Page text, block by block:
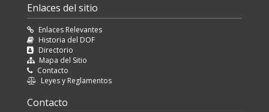
Enlaces del sitio
Enlaces Relevantes
Historia del DOF
Directorio
Mapa del Sitio
Contacto
Leyes y Reglamentos
Contacto